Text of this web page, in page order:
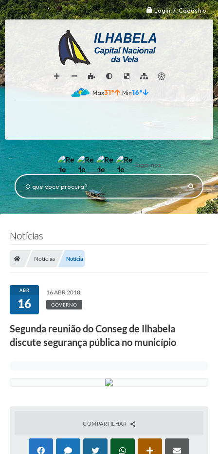
Login / Cadastro
31° 16°
Siga-nos
O que voce procura?
Notícias
Notícias Notícia
ABR
16
16 ABR 2018
GOVERNO
Segunda reunião do Conseg de Ilhabela
discute segurança pública no município
COMPARTILHAR